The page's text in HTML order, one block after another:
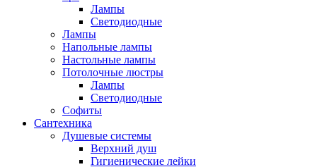
Лампы
Светодиодные
Лампы
Напольные лампы
Настольные лампы
Потолочные люстры
Лампы
Светодиодные
Софиты
Сантехника
Душевые системы
Верхний душ
Гигиенические лейки